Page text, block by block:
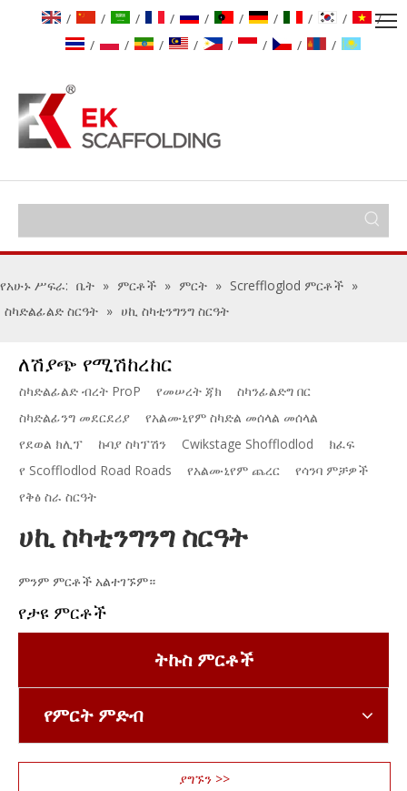
/ / / / / / / / /
/
/
/ / / / / / /
የአሁኑ ሥፍራ: ቤት » ምርቶች » ምርት » Screffloglod ምርቶች »
ስካድልፊልድ ስርዓት » ሀኪ ስካቲንግንግ ስርዓት
ለሽያጭ የሚሽከረከር
ስካድልፊልድ ብረት ProP የመሠረት ጃክ
ስካንፊልድግ በር
ስካድልፊንግ መደርደሪያ
የአልሙኒየም ስካድል መሰላል መሰላል
የደወል ክሊፕ
ኩባያ ስካፕሽን Cwikstage Shofflodlod
ክፈፍ
የ Scofflodlod Road Roads
የአልሙኒየም ጨረር
የሳንባ ምቻዎች
የቅፅ ስራ ስርዓት
ሀኪ ስካቲንግንግ ስርዓት
ምንም ምርቶች አልተገኙም።
የታዩ ምርቶች
ትኩስ ምርቶች
የምርት ምድብ
ያግኙን >>